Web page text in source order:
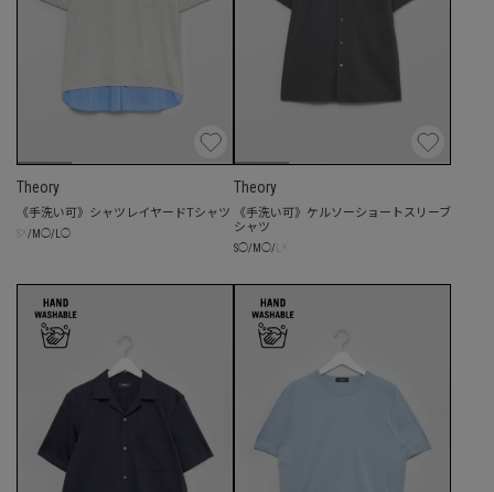
Theory
《手洗い可》シャツレイヤードTシャツ
/ M ◯/ ◯
Theory
《手洗い可》ケルソーショートスリーブ
シャツ
S◯/ M ◯/